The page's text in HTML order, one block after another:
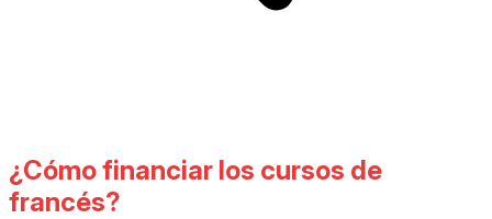
¿Cómo financiar los cursos de
francés?